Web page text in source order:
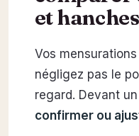
et hanches
Vos
négligez pas le
regard. Devant
confirmer ou